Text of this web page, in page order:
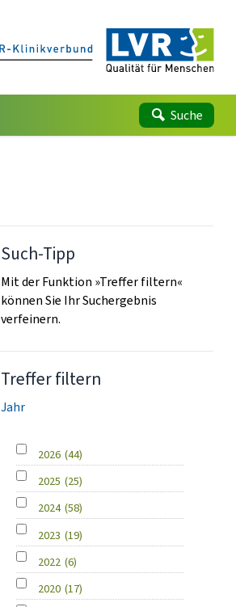
Suche
Such-Tipp
Mit der Funktion »Treffer filtern«
können Sie Ihr Suchergebnis
verfeinern.
Treffer filtern
Jahr
2026 (44)
2025 (25)
2024 (58)
2023 (19)
2022 (6)
2020 (17)